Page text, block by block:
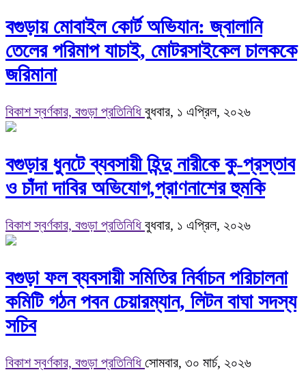
বগুড়ায় মোবাইল কোর্ট অভিযান: জ্বালানি
তেলের পরিমাপ যাচাই, মোটরসাইকেল চালককে
জরিমানা
বিকাশ স্বর্ণকার, বগুড়া প্রতিনিধিবুধবার, ১ এপ্রিল, ২০২৬
বগুড়ার ধুনটে ব্যবসায়ী হিন্দু নারীকে কু-প্রস্তাব
ও চাঁদা দাবির অভিযোগ,প্রাণনাশের হুমকি
বিকাশ স্বর্ণকার, বগুড়া প্রতিনিধিবুধবার, ১ এপ্রিল, ২০২৬
বগুড়া ফল ব্যবসায়ী সমিতির নির্বাচন পরিচালনা
কমিটি গঠন পবন চেয়ারম্যান, লিটন বাঘা সদস্য
সচিব
বিকাশ স্বর্ণকার, বগুড়া প্রতিনিধিসোমবার, ৩০ মার্চ, ২০২৬